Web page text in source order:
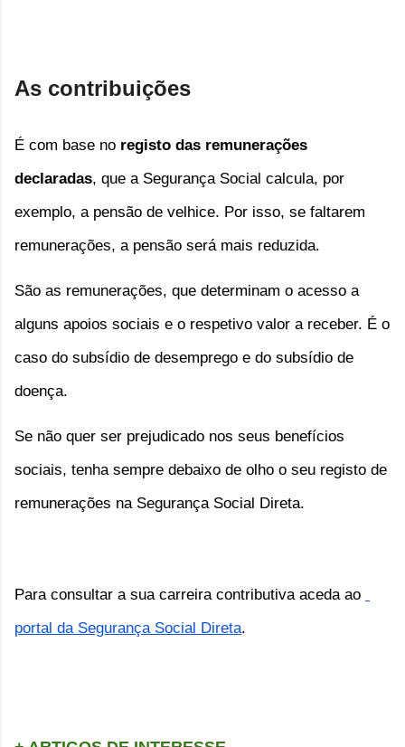
As contribuições
É com base no registo das remunerações
declaradas, que a Segurança Social calcula, por
exemplo, a pensão de velhice. Por isso, se faltarem
remunerações, a pensão será mais reduzida.
São as remunerações, que determinam o acesso a
alguns apoios sociais e o respetivo valor a receber. É o
caso do subsídio de desemprego e do subsídio de
doença.
Se não quer ser prejudicado nos seus benefícios
sociais, tenha sempre debaixo de olho o seu registo de
remunerações na Segurança Social Direta.
portal da Segurança Social Direta.